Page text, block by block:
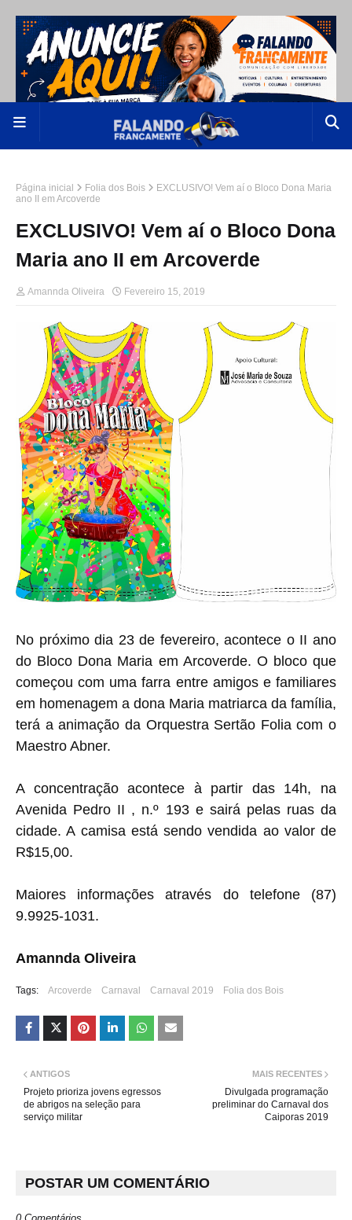
Página inicial Folia dos Bois
EXCLUSIVO! Vem aí o Bloco Dona Maria
ano II em Arcoverde
EXCLUSIVO! Vem aí o Bloco Dona
Maria ano II em Arcoverde
Amannda Oliveira Fevereiro 15, 2019
No próximo dia 23 de fevereiro, acontece o II ano
do Bloco Dona Maria em Arcoverde. O bloco que
começou com uma farra entre amigos e familiares
em homenagem a dona Maria matriarca da família,
terá a animação da Orquestra Sertão Folia com o
Maestro Abner.
A concentração acontece à partir das 14h, na
Avenida Pedro II , n.º 193 e sairá pelas ruas da
cidade. A camisa está sendo vendida ao valor de
R$15,00.
Maiores informações através do telefone (87)
9.9925-1031.
Amannda Oliveira
Tags: Arcoverde Carnaval Carnaval 2019 Folia dos Bois
MAIS RECENTES
Divulgada programação
preliminar do Carnaval dos
Caiporas 2019
ANTIGOS
Projeto prioriza jovens egressos
de abrigos na seleção para
serviço militar
POSTAR UM COMENTÁRIO